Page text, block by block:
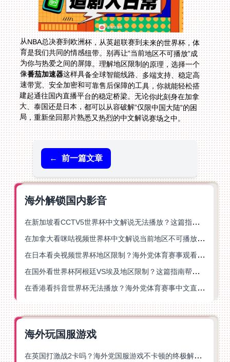
从NBA总决赛到欧洲杯，从英超联赛到未来的世界杯，体
育是我们共同的情感纽带。别再让“当前地区不可播放”成
为你与热爱之间的屏障。理解地区限制的原理，选择一个
像番茄加速器这样具备全球智能线路、多端支持、稳定高
速带宽、安全加密和可靠售后保障的工具，你就能轻松搭
建起通往国内直播平台的稳定桥梁。无论你此刻身在加拿
大、泰国还是日本，都可以从容破解“仅限中国大陆”的困
局，重新坐回那片熟悉又热烈的中文解说赛场之中。
← 前一篇文章
海外解锁国内影音
在新加坡看CCTV5世界杯中文解说无法播放？这篇指南帮你解锁海外体育直播自由
在加拿大看咪咕视频世界杯中文解说当前地区不可播放？这篇指南帮你一键解决
在日本看央视频世界杯地区限制？海外党体育赛事观看终极指南
在国外看世界杯阿根廷VS埃及地区限制？这篇指南帮你搞定中文直播+解说
在香港看抖音世界杯无法播放？海外党体育赛事中文直播终极指南
海外玩国服游戏
在英国打激战2卡吗？海外党国服游戏不卡顿的终极解决方案